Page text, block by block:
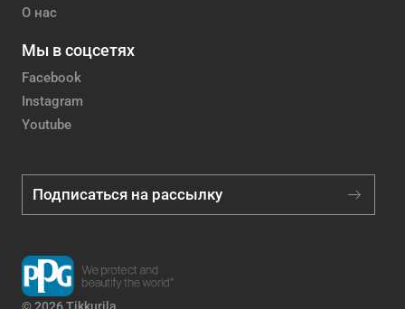
О нас
Мы в соцсетях
Facebook
Instagram
Youtube
Подписаться на рассылку